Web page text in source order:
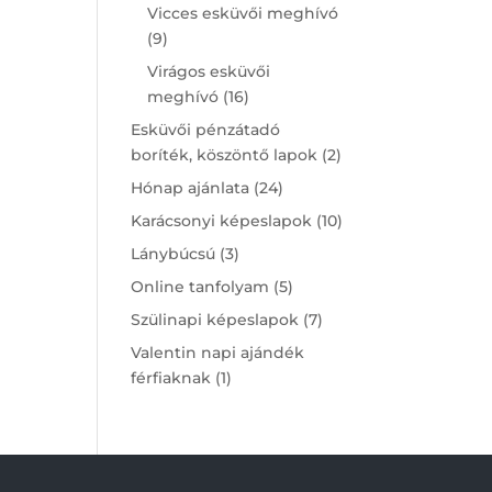
products
Vicces esküvői meghívó
99
products
Virágos esküvői
meghívó 1616
products
Esküvői pénzátadó
boríték, köszöntő lapok 22
Hónap ajánlata 2424
products
Karácsonyi képeslapok 1010
Lánybúcsú 33
products
Online tanfolyam 55
products
Szülinapi képeslapok 77
Valentin napi ajándék
férfiaknak 11